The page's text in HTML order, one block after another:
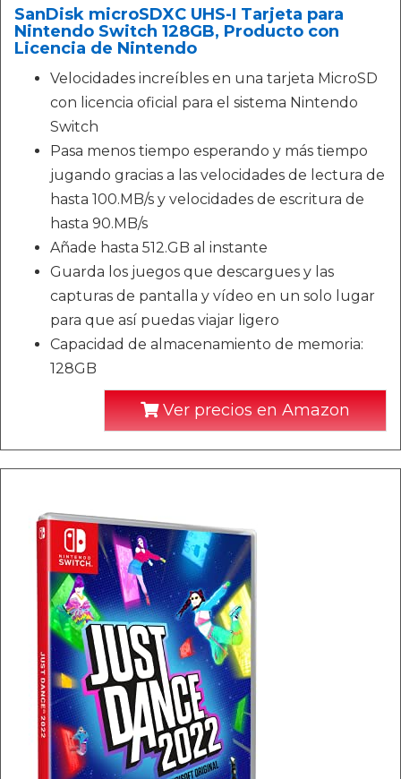
SanDisk microSDXC UHS-I Tarjeta para
Nintendo Switch 128GB, Producto con
Licencia de Nintendo
Velocidades increíbles en una tarjeta MicroSD
con licencia oficial para el sistema Nintendo
Switch
Pasa menos tiempo esperando y más tiempo
jugando gracias a las velocidades de lectura de
hasta 100.MB/s y velocidades de escritura de
hasta 90.MB/s
Añade hasta 512.GB al instante
Guarda los juegos que descargues y las
capturas de pantalla y vídeo en un solo lugar
para que así puedas viajar ligero
Capacidad de almacenamiento de memoria:
128GB
Ver precios en Amazon